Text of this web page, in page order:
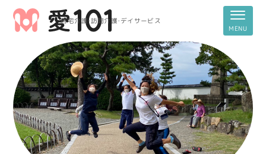
居宅介護・訪問介護・デイサービス